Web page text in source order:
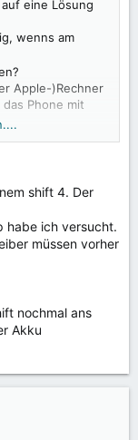
eine Lösung
wenns am
Apple-)Rechner
Phone mit
auch nicht ins
(ggf mal
welche Tasten
Du dann
"StepToStep" für
Was ich
falls es
shift 4. Der
habe ich versucht.
müssen vorher
nochmal ans
Akku